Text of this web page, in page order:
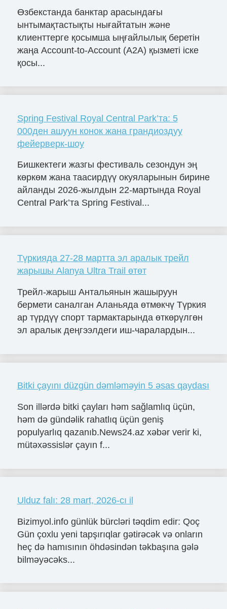
Өзбекстанда банктар арасындағы
ынтымақтастықты нығайтатын және
клиенттерге қосымша ыңғайлылық беретін
жаңа Account-to-Account (A2A) қызметі іске
қосы...
Spring Festival Royal Central Park’та: 5
000ден ашуун конок жана грандиоздуу
фейерверк-шоу
Бишкектеги жазгы фестиваль сезондун эң
көркөм жана таасирдүү окуяларынын бирине
айланды 2026-жылдын 22-мартында Royal
Central Park’та Spring Festival...
Түркияда 27-28 мартта эл аралык трейл
жарышы Alanya Ultra Trail өтөт
Трейл-жарыш Антальянын жашыруун
бермети саналган Аланьяда өтмөкчү Түркия
ар түрдүү спорт тармактарында өткөрүлгөн
эл аралык деңгээлдеги иш-чаралардын...
Bitki çayını düzgün dəmləməyin 5 əsas qaydası
Son illərdə bitki çayları həm sağlamlıq üçün,
həm də gündəlik rahatlıq üçün geniş
populyarlıq qazanıb.News24.az xəbər verir ki,
mütəxəssislər çayın f...
Ulduz falı: 28 mart, 2026-cı il
Bizimyol.info günlük bürcləri təqdim edir: Qoç
Gün çoxlu yeni tapşırıqlar gətirəcək və onların
heç də hamısının öhdəsindən təkbaşına gələ
bilməyəcəks...